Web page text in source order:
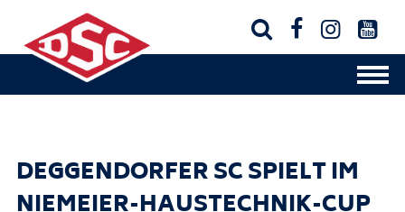
   
DEGGENDORFER SC SPIELT IM